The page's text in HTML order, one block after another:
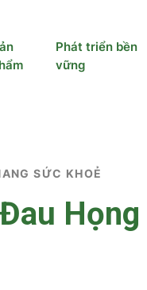
Phát triển bền
vững
SỨC KHOẺ